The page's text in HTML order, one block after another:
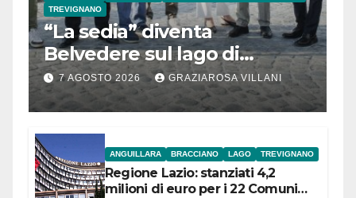
TREVIGNANO
“La sedia” diventa
Belvedere sul lago di
Bracciano: ieri
l’inaugurazione
7 AGOSTO 2026 GRAZIAROSA VILLANI
ANGUILLARA BRACCIANO LAGO TREVIGNANO
Regione Lazio: stanziati 4,2
milioni di euro per i 22 Comuni